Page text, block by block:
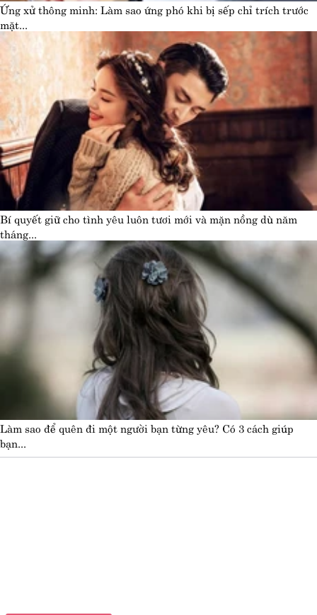
Ứng xử thông minh: Làm sao ứng phó khi bị sếp chỉ trích trước
mặt...
Bí quyết giữ cho tình yêu luôn tươi mới và mặn nồng dù năm
tháng...
Làm sao để quên đi một người bạn từng yêu? Có 3 cách giúp
bạn...